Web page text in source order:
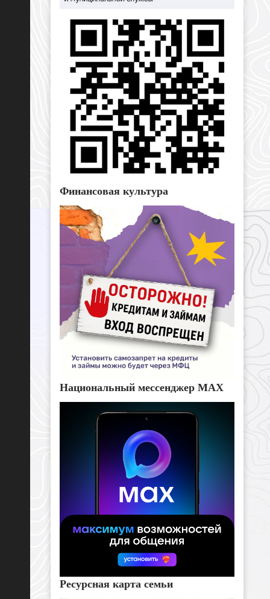
Финансовая культура
Национальный мессенджер MAX
Ресурсная карта семьи